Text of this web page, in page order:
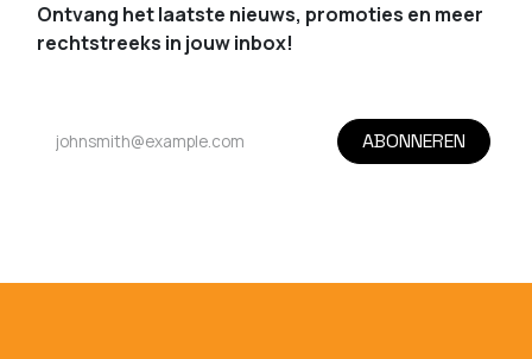
Ontvang het laatste nieuws, promoties en meer
rechtstreeks in jouw inbox!
ABONNEREN